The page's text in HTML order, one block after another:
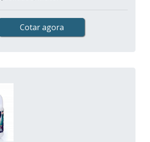
Cotar agora